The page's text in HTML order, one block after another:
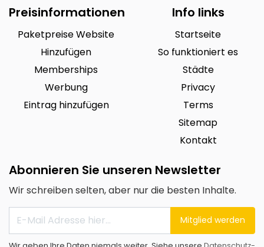
Preisinformationen
Paketpreise Website
Hinzufügen
Memberships
Werbung
Eintrag hinzufügen
Info links
Startseite
So funktioniert es
Städte
Privacy
Terms
Sitemap
Kontakt
Abonnieren Sie unseren Newsletter
Wir schreiben selten, aber nur die besten Inhalte.
Mitglied werden